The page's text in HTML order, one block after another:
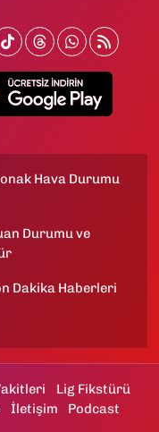
Hava Durumu
Durumu ve
Dakika Haberleri
Lig Fikstürü
İletişim Podcast